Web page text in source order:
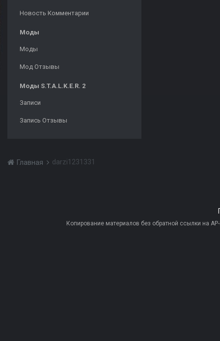
Новость Комментарии
Моды
Моды
Мод Отзывы
Моды S.T.A.L.K.E.R. 2
Записи
Запись Отзывы
Главная darzi1231331
Копирование материалов без обратной ссылки на